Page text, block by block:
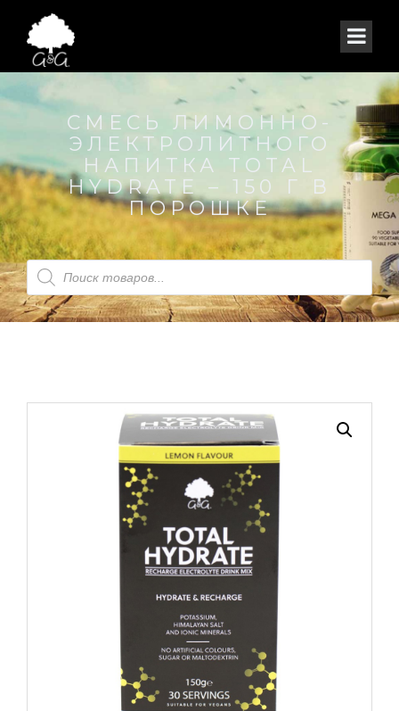
СМЕСЬ ЛИМОННО-
ЭЛЕКТРОЛИТНОГО
НАПИТКА TOTAL
HYDRATE – 150 Г В
ПОРОШКЕ
Поиск
товаров